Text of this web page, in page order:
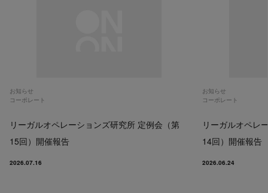
お知らせ
コーポレート
リーガルオペレーションズ研究所 定例会（第
15回）開催報告
2026.07.16
お知らせ
コーポレート
リーガルオペレ
14回）開催報告
2026.06.24